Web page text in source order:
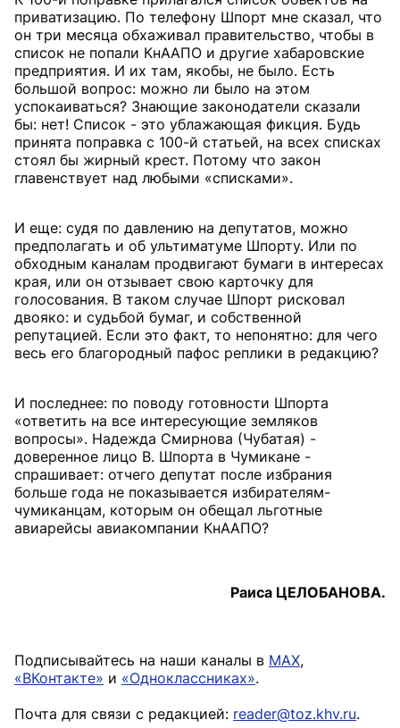
приватизацию. По телефону Шпорт мне сказал, что
он три месяца обхаживал правительство, чтобы в
список не попали КнААПО и другие хабаровские
предприятия. И их там, якобы, не было. Есть
большой вопрос: можно ли было на этом
успокаиваться? Знающие законодатели сказали
бы: нет! Список - это ублажающая фикция. Будь
принята поправка с 100-й статьей, на всех списках
стоял бы жирный крест. Потому что закон
главенствует над любыми «списками».
И еще: судя по давлению на депутатов, можно
предполагать и об ультиматуме Шпорту. Или по
обходным каналам продвигают бумаги в интересах
края, или он отзывает свою карточку для
голосования. В таком случае Шпорт рисковал
двояко: и судьбой бумаг, и собственной
репутацией. Если это факт, то непонятно: для чего
весь его благородный пафос реплики в редакцию?
И последнее: по поводу готовности Шпорта
«ответить на все интересующие земляков
вопросы». Надежда Смирнова (Чубатая) -
доверенное лицо В. Шпорта в Чумикане -
спрашивает: отчего депутат после избрания
больше года не показывается избирателям-
чумиканцам, которым он обещал льготные
авиарейсы авиакомпании КнААПО?
Раиса ЦЕЛОБАНОВА.
Подписывайтесь на наши каналы в MAX,
«ВКонтакте» и «Одноклассниках».
Почта для связи с редакцией: reader@toz.khv.ru.